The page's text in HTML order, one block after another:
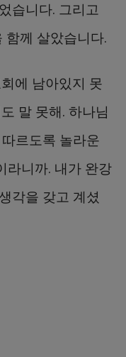
습니다. 그리고
함께 살았습니다.
에 남아있지 못
말 못해. 하나님
르도록 놀라운
라니까. 내가 완강
각을 갖고 계셨